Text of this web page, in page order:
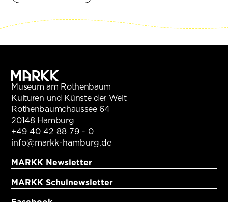
Museum am Rothenbaum
Kulturen und Künste der Welt
Rothenbaumchaussee 64
20148 Hamburg
+49 40 42 88 79 - 0
info@markk-hamburg.de
MARKK Newsletter
MARKK Schulnewsletter